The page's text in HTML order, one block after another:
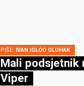
PIŠE: IVAN IGLOO GLUHAK
Mali podsjetnik
Viper